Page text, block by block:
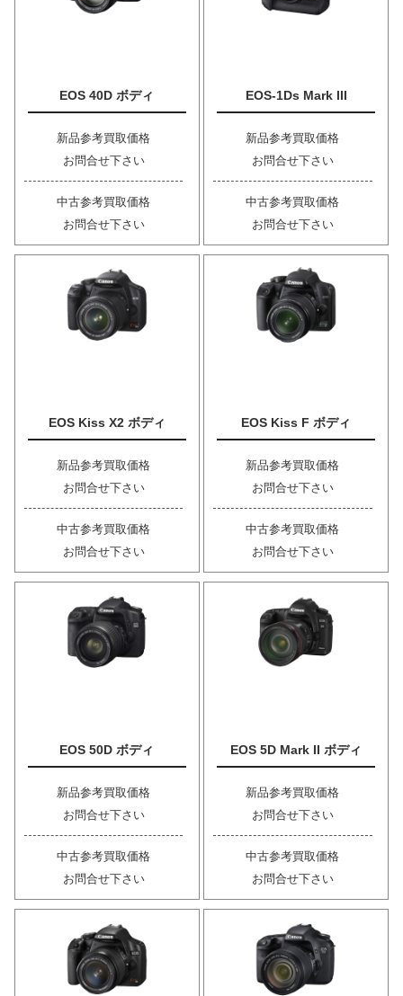
EOS 40D ボディ
新品参考買取価格
お問合せ下さい
中古参考買取価格
お問合せ下さい
EOS-1Ds Mark III
新品参考買取価格
お問合せ下さい
中古参考買取価格
お問合せ下さい
EOS Kiss X2 ボディ
新品参考買取価格
お問合せ下さい
中古参考買取価格
お問合せ下さい
EOS Kiss F ボディ
新品参考買取価格
お問合せ下さい
中古参考買取価格
お問合せ下さい
EOS 50D ボディ
新品参考買取価格
お問合せ下さい
中古参考買取価格
お問合せ下さい
EOS 5D Mark II ボディ
新品参考買取価格
お問合せ下さい
中古参考買取価格
お問合せ下さい